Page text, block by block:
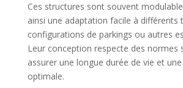
Ces structures sont souvent
ainsi une adaptation facile à différents
configurations de parkings ou autres
Leur conception respecte des normes
assurer une longue durée de vie et
optimale.